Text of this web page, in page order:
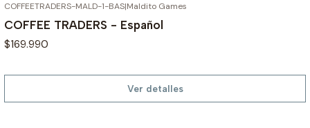
COFFEETRADERS-MALD-1-BAS|Maldito Games
COFFEE TRADERS - Español
$169.990
Ver detalles